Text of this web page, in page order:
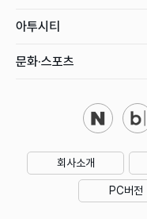
아투시티
문화·스포츠
회사소개
PC버전